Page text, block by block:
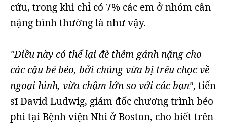
cứu, trong khi chỉ có 7% các em ở nhóm cân
nặng bình thường là như vậy.
"Điều này có thể lại đè thêm gánh nặng cho
các cậu bé béo, bởi chúng vừa bị trêu chọc về
ngoại hình, vừa chậm lớn so với các bạn", tiến
sĩ David Ludwig, giám đốc chương trình béo
phì tại Bệnh viện Nhi ở Boston, cho biết trên